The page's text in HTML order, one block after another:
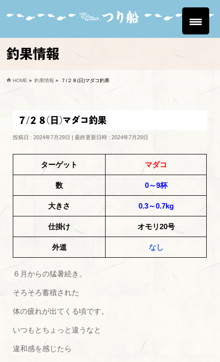
釣果情報
HOME » 釣果情報 » ７/２８(日)マダコ釣果
７/２８(日)マダコ釣果
投稿日 : 2024年7月29日 最終更新日時 : 2024年7月29日
ターゲット マダコ
数 0～9杯
大きさ 0.3～0.7kg
仕掛け オモリ20号
外道 なし
６月からの猛暑続き。
そろそろ蓄積された
体の疲れが出てくる頃です。
いつもとちょっと違うなと
違和感を感じたら